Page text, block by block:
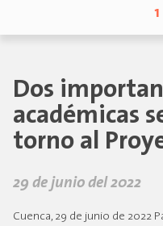
1
Dos
académicas
torno al
29 de junio del 2022
Cuenca, 29 de junio de 2022